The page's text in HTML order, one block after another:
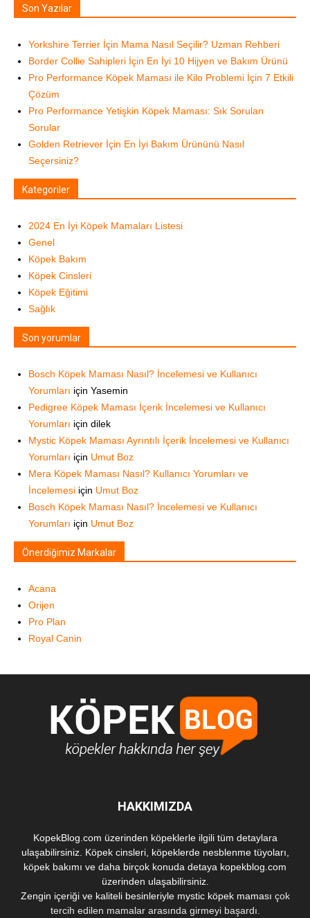
Son Yazılar
Yorkshire Terrier İçin Mama Nasıl Seçilir? Uzman Rehberi
Border Collie Sahipleri İçin En İyi 10 Hijyen ve Bakım Ürünü
Pro Performance Köpek Maması ile Kilo Problemi İçin 7 Etkili
Çözüm
Pro Performance Yetişkin Köpek Maması: Sık Sorulan
Sorular
Golden Retriever İçin En İyi Bakım Ürününü Nasıl
Seçersiniz?
Kategoriler
2024 En İyi Köpek Mamaları Listesi
Genel
Köpek Bakım
Köpek Cinsleri
Köpek Eğitimi
Sağlık
Son yorumlar
Bosch Köpek Maması Nasıl? İncelemesi ve Kullanıcı
Yorumları için Yasemin
Pedigree Köpek Maması İçerik İncelemesi ve Kullanıcı
Yorumları için dilek
Mystic Köpek Maması Ayrıntılı İçerik İncelemesi ve Kullanıcı
Yorumları için Umut Boz
Mera Köpek Maması Nasıl? Kullanıcı Yorumları ve
İncelemesi için Umut Boz
Bosch Köpek Maması Nasıl? İncelemesi ve Kullanıcı
Yorumları için Umut Boz
Önerdiğimiz Markalar
Acana
Orijen
Pro Plan
Royal Canin
HAKKIMIZDA
KopekBlog.com üzerinden köpeklerle ilgili tüm detaylara
ulaşabilirsiniz. Köpek cinsleri, köpeklerde nesblenme tüyoları,
köpek bakımı ve daha birçok konuda detaya kopekblog.com
üzerinden ulaşabilirsiniz.
Zengin içeriği ve kaliteli besinleriyle mystic köpek maması çok
tercih edilen mamalar arasında girmeyi başardı.